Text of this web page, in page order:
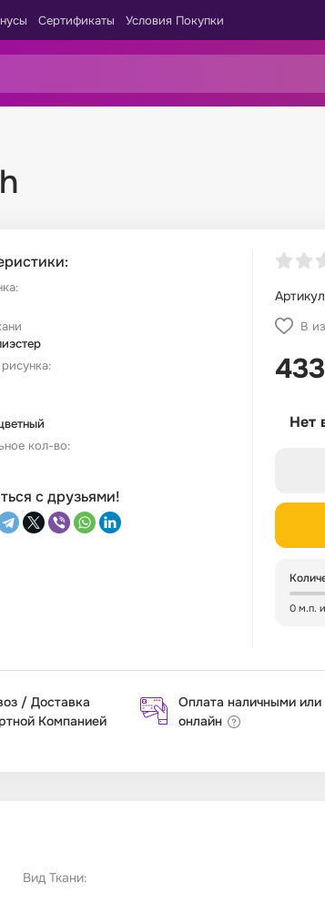
Сертификаты Условия Покупки
кол-во:
с друзьями!
В
Нет
0 м.п.
/ Доставка
Компанией
Оплата наличными или
онлайн
Вид Ткани: